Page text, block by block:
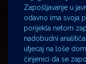
Zapošljavanje u
odavno ima svoja
porijekla netom
nadobudni
utjecaj na loše
činjenici da se